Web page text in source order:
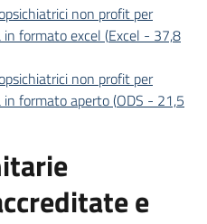
non profit per
formato excel (Excel - 37,8
non profit per
in formato aperto(ODS - 21,5
e